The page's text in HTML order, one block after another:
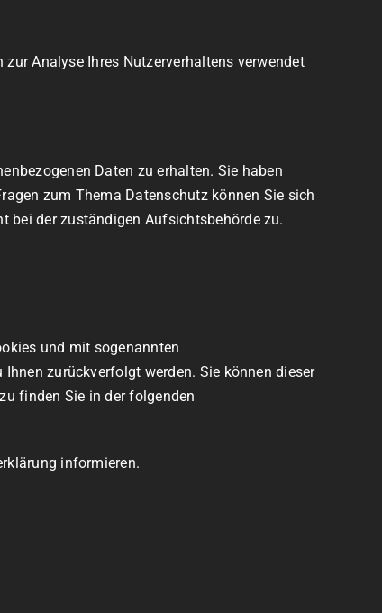
Analyse Ihres Nutzerverhaltens verwendet
Daten zu erhalten. Sie haben
zum Thema Datenschutz können Sie sich
bei der zuständigen Aufsichtsbehörde zu.
und mit sogenannten
zurückverfolgt werden. Sie können dieser
finden Sie in der folgenden
informieren.